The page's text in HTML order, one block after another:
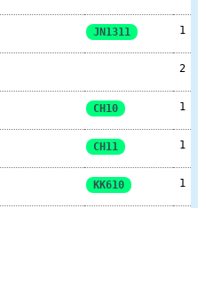
JN1311 1
2
CH10 1
CH11 1
KK610 1